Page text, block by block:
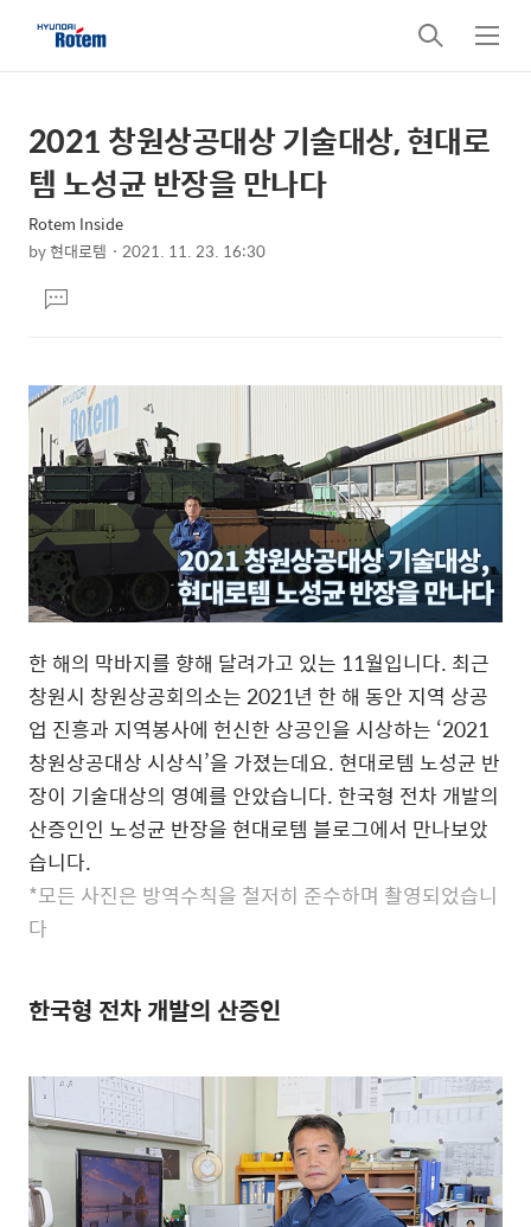
검
색
메
뉴
상
세
컨
텐
본
문
제
목
2021 창원상공대상 기술대상, 현대로
템 노성균 반장을 만나다
Rotem Inside
by현대로템 2021. 11. 23. 16:30
문댓
글
한 해의 막바지를 향해 달려가고 있는 11월입니다. 최근
창원시 창원상공회의소는 2021년 한 해 동안 지역 상공
업 진흥과 지역봉사에 헌신한 상공인을 시상하는 ‘2021
창원상공대상 시상식’을 가졌는데요. 현대로템 노성균 반
장이 기술대상의 영예를 안았습니다. 한국형 전차 개발의
산증인인 노성균 반장을 현대로템 블로그에서 만나보았
습니다.
*모든 사진은 방역수칙을 철저히 준수하며 촬영되었습니
다
한국형 전차 개발의 산증인